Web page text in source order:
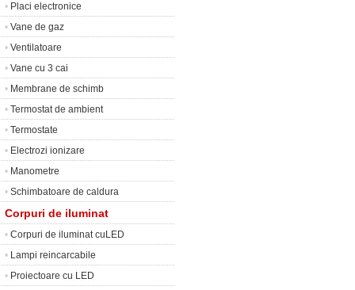
• Placi electronice
• Vane de gaz
• Ventilatoare
• Vane cu 3 cai
• Membrane de schimb
• Termostat de ambient
• Termostate
• Electrozi ionizare
• Manometre
• Schimbatoare de caldura
Corpuri de iluminat
• Corpuri de iluminat cuLED
• Lampi reincarcabile
• Proiectoare cu LED